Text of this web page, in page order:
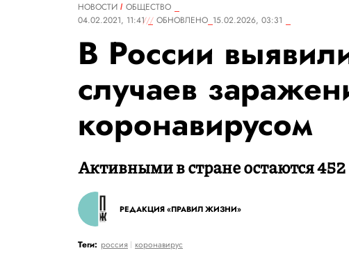
НОВОСТИ
ОБЩЕСТВО
04.02.2021, 11:41
ОБНОВЛЕНО 15.02.2026, 03:31
В России
случаев
коронавирусом
Активными в стране остаются
РЕДАКЦИЯ «ПРАВИЛ ЖИЗНИ»
Теги: россия коронавирус